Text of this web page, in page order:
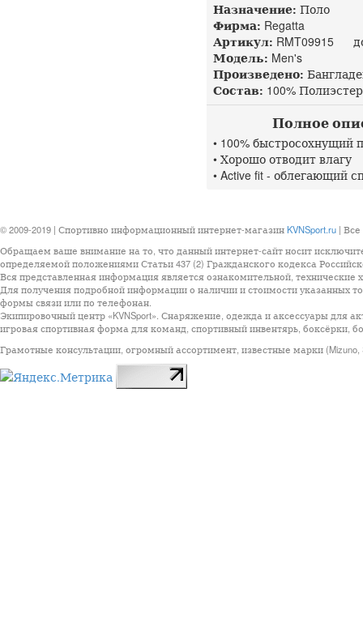
Назначение: Поло
Фирма: Regatta
Артикул: RMT09915
Модель: Men's
Произведено:
Состав: 100% Полиэстер
Полное
• 100% быстросохнущий
• Хорошо отводит влагу
• Active fit - облегающий
© 2009-2019 | Спортивно информационный интернет-магазин KVNSport.ru |
Обращаем ваше внимание на то, что данный интернет-сайт носит
определяемой положениями Статьи 437 (2) Гражданского кодекса
Вся представленная информация является ознакомительной, технические
Для получения подробной информации о наличии и стоимости указанных
формы связи или по телефонан.
Экипировочный центр «KVNSport». Снаряжение, одежда и аксессуары для
игровая спортивная форма для команд, спортивный инвентярь, боксёрки,
Грамотные консультации, огромный ассортимент, известные марки (Mizuno,